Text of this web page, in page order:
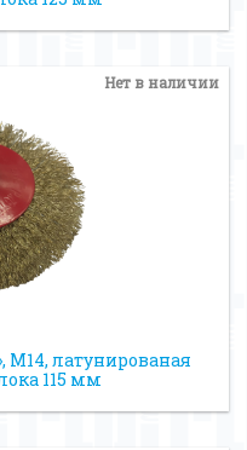
Нет в наличии
латунированая
115 мм